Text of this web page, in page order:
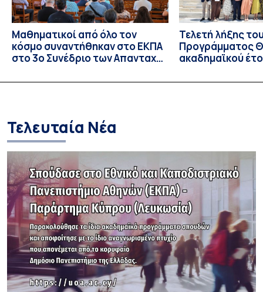
Μαθηματικοί από όλο τον
κόσμο συναντήθηκαν στο ΕΚΠΑ
στο 3ο Συνέδριο των Απανταχού
Τελετή λήξης
Προγράμματος
ακαδημαϊκού
Σπουδών στους
Τελευταία Νέα